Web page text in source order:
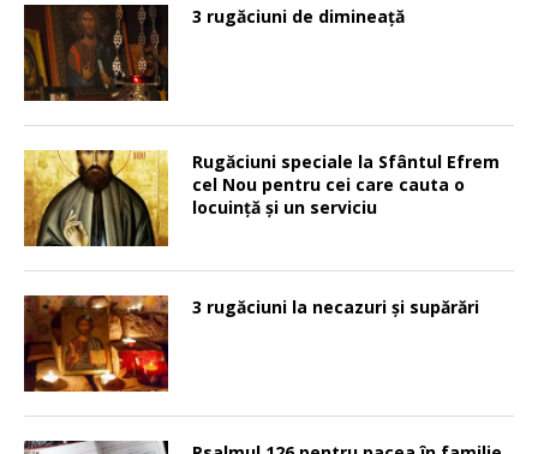
3 rugăciuni de dimineață
Rugăciuni speciale la Sfântul Efrem
cel Nou pentru cei care cauta o
locuinţă şi un serviciu
3 rugăciuni la necazuri și supărări